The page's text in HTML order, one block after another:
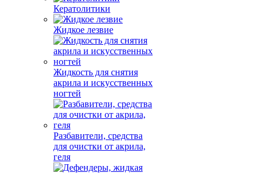
Кератолитики
Жидкое лезвие
Жидкость для снятия
акрила и искусственных
ногтей
Разбавители, средства
для очистки от акрила,
геля